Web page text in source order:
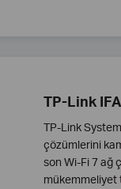
TP-Link
TP-Link
çözümlerini
son Wi-Fi 7 ağ
mükemmeliyet